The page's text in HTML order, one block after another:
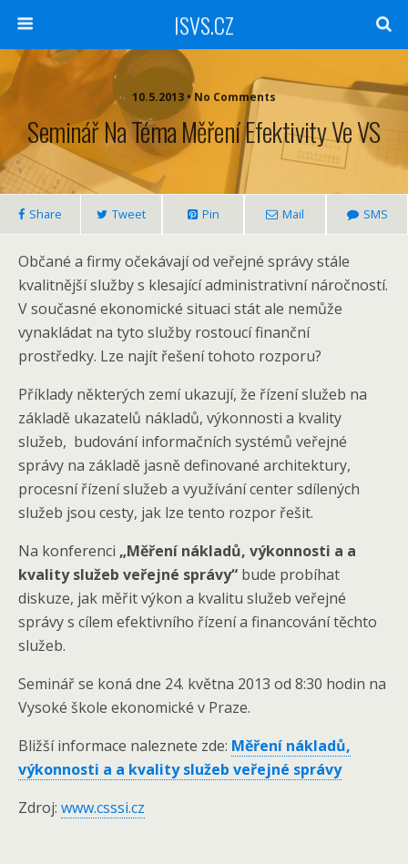
ISVS.CZ
10.5.2013 • No Comments
Seminář Na Téma Měření Efektivity Ve VS
Share Tweet Pin Mail SMS
Občané a firmy očekávají od veřejné správy stále
kvalitnější služby s klesající administrativní náročností.
V současné ekonomické situaci stát ale nemůže
vynakládat na tyto služby rostoucí finanční
prostředky. Lze najít řešení tohoto rozporu?
Příklady některých zemí ukazují, že řízení služeb na
základě ukazatelů nákladů, výkonnosti a kvality
služeb, budování informačních systémů veřejné
správy na základě jasně definované architektury,
procesní řízení služeb a využívání center sdílených
služeb jsou cesty, jak lze tento rozpor řešit.
Na konferenci „Měření nákladů, výkonnosti a a
kvality služeb veřejné správy“ bude probíhat
diskuze, jak měřit výkon a kvalitu služeb veřejné
správy s cílem efektivního řízení a financování těchto
služeb.
Seminář se koná dne 24. května 2013 od 8:30 hodin na
Vysoké škole ekonomické v Praze.
Bližší informace naleznete zde: Měření nákladů,
výkonnosti a a kvality služeb veřejné správy
Zdroj: www.csssi.cz